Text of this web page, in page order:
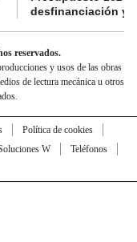
desfinanciación y
reservados.
y usos de las obras
de lectura mecánica u otros
Política de cookies
W
Teléfonos